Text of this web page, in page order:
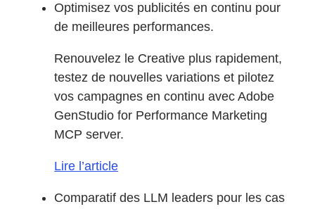
Optimisez vos publicités en continu pour
de meilleures performances.
Renouvelez le Creative plus rapidement,
testez de nouvelles variations et pilotez
vos campagnes en continu avec Adobe
GenStudio for Performance Marketing
MCP server.
Lire l’article
Comparatif des LLM leaders pour les cas